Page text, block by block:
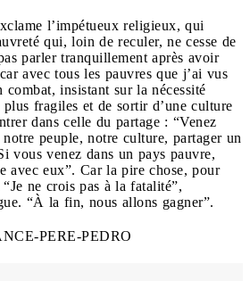
l’impétueux religieux, qui
qui, loin de reculer, ne cesse de
parler tranquillement après avoir
avec tous les pauvres que j’ai vus
insistant sur la nécessité
fragiles et de sortir d’une culture
dans celle du partage : “Venez
peuple, notre culture, partager un
venez dans un pays pauvre,
avec eux”. Car la pire chose, pour
ne crois pas à la fatalité”,
“À la fin, nous allons gagner”.